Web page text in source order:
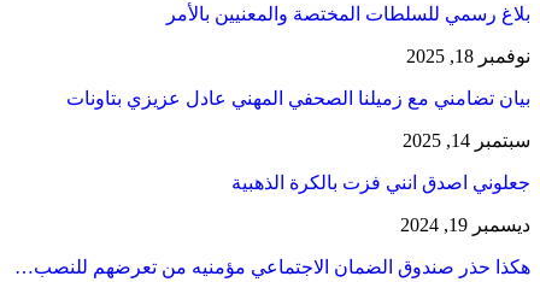
بلاغ رسمي للسلطات المختصة والمعنيين بالأمر
نوفمبر 18, 2025
بيان تضامني مع زميلنا الصحفي المهني عادل عزيزي بتاونات
سبتمبر 14, 2025
جعلوني اصدق انني فزت بالكرة الذهبية
ديسمبر 19, 2024
هكذا حذر صندوق الضمان الاجتماعي مؤمنيه من تعرضهم للنصب…